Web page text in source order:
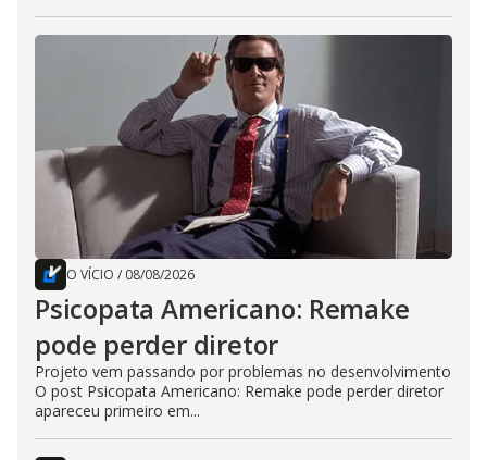
O VÍCIO / 08/08/2026
Psicopata Americano: Remake
pode perder diretor
Projeto vem passando por problemas no desenvolvimento
O post Psicopata Americano: Remake pode perder diretor
apareceu primeiro em...